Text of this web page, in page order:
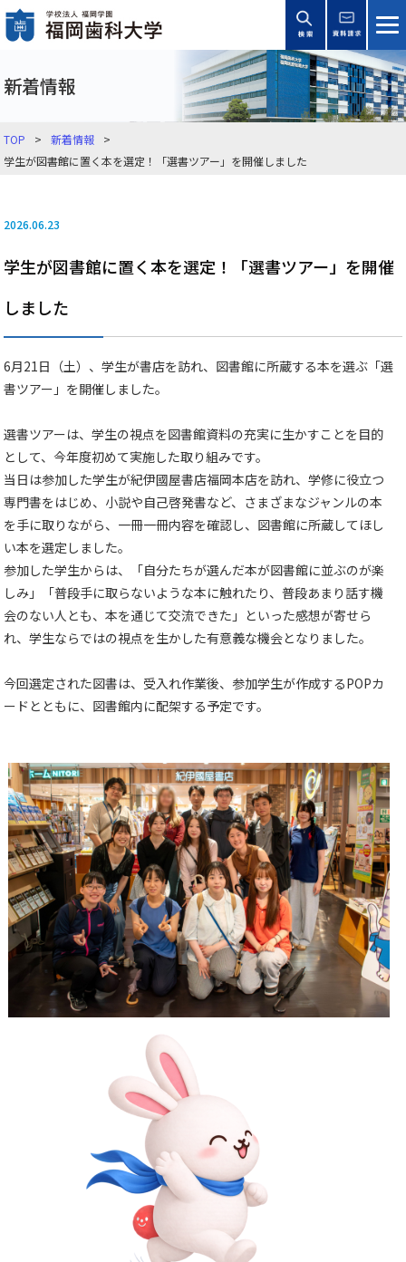
新着情報
TOP
新着情報
学生が図書館に置く本を選定！「選書ツアー」を開催しました
2026.06.23
学生が図書館に置く本を選定！「選書ツアー」を開催
しました
6月21日（土）、学生が書店を訪れ、図書館に所蔵する本を選ぶ「選
書ツアー」を開催しました。
選書ツアーは、学生の視点を図書館資料の充実に生かすことを目的
として、今年度初めて実施した取り組みです。
当日は参加した学生が紀伊國屋書店福岡本店を訪れ、学修に役立つ
専門書をはじめ、小説や自己啓発書など、さまざまなジャンルの本
を手に取りながら、一冊一冊内容を確認し、図書館に所蔵してほし
い本を選定しました。
参加した学生からは、「自分たちが選んだ本が図書館に並ぶのが楽
しみ」「普段手に取らないような本に触れたり、普段あまり話す機
会のない人とも、本を通じて交流できた」といった感想が寄せら
れ、学生ならではの視点を生かした有意義な機会となりました。
今回選定された図書は、受入れ作業後、参加学生が作成するPOPカ
ードとともに、図書館内に配架する予定です。